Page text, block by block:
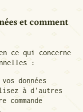
et comment
ce qui concerne
:
données
à d'autres